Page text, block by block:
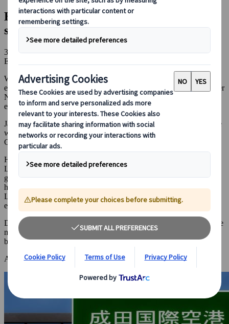
Haneda vs. Narita - Welchen Flughafen
solltest du anfliegen?
31 Mär 2025
Empfohlen
Wenn du eine Reise nach Japan planst, kann es schwierig sein zu
entscheiden, welcher Flughafen am besten geeignet ist: Haneda oder
Narita in Tokio? In diesem Artikel gehen wir auf die Unterschiede
ein und helfen dir hoffentlich bei deiner Planung.
Japan verfügt über mehrere internationale Flughäfen, von denen die
wichtigsten Narita und Haneda (Tokio), Kansai (Osaka) sowie
Chubu (Nagoya) sind.
Haneda und Narita bedienen die meisten Langstreckenflüge aus
London, New York, Paris, Amsterdam und Helsinki. Es gibt auch
grössere internationale Flughäfen auf Kyushu und Hokkaido, aber
hier landen hauptsächlich Flüge aus Südkorea und China.
Langstreckenflüge von anderen Ländern steuern diese Flughäfen
eher nicht an.
Deshalb konzentrieren wir uns auf Haneda und Narita, da sie dir die
meisten Möglichkeiten bieten, deine Reise nach Japan in Tokio zu
beginnen.
Aber was genau unterscheidet diese beiden Flughäfen?